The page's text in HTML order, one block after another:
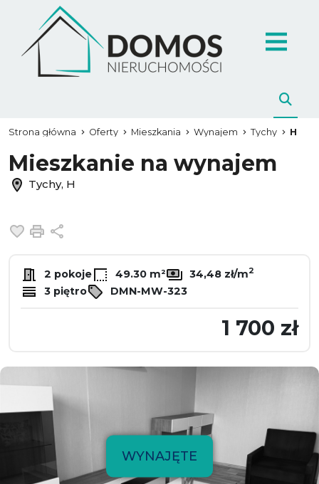
Strona główna Oferty Mieszkania Wynajem Tychy H
Mieszkanie na wynajem
Tychy, H
Dodaj do ulubionych
Drukuj
2 pokoje 49.30 m² 34,48 zł/m2
3 piętro DMN-MW-323
1 700 zł
WYNAJĘTE